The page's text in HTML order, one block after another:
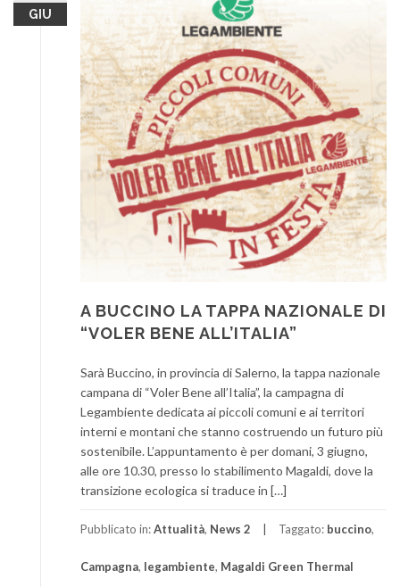
GIU
A BUCCINO LA TAPPA NAZIONALE DI
“VOLER BENE ALL’ITALIA”
Sarà Buccino, in provincia di Salerno, la tappa nazionale
campana di “Voler Bene all’Italia”, la campagna di
Legambiente dedicata ai piccoli comuni e ai territori
interni e montani che stanno costruendo un futuro più
sostenibile. L’appuntamento è per domani, 3 giugno,
alle ore 10.30, presso lo stabilimento Magaldi, dove la
transizione ecologica si traduce in […]
Pubblicato in:Attualità, News 2 Taggato: buccino,
Campagna, legambiente, Magaldi Green Thermal